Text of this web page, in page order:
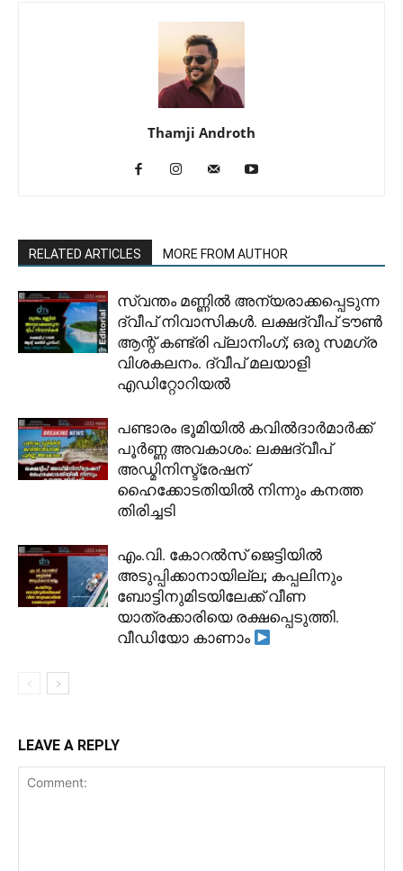
Thamji Androth
RELATED ARTICLES MORE FROM AUTHOR
സ്വന്തം മണ്ണിൽ അന്യരാക്കപ്പെടുന്ന
ദ്വീപ് നിവാസികൾ. ലക്ഷദ്വീപ് ടൗൺ
ആന്റ് കണ്ട്രി പ്ലാനിംഗ്; ഒരു സമഗ്ര
വിശകലനം. ദ്വീപ് മലയാളി
എഡിറ്റോറിയൽ
പണ്ടാരം ഭൂമിയിൽ കവിൽദാർമാർക്ക്
പൂർണ്ണ അവകാശം: ലക്ഷദ്വീപ്
അഡ്മിനിസ്ട്രേഷന്
ഹൈക്കോടതിയിൽ നിന്നും കനത്ത
തിരിച്ചടി
​എം.വി. കോറൽസ് ജെട്ടിയിൽ
അടുപ്പിക്കാനായില്ല; കപ്പലിനും
ബോട്ടിനുമിടയിലേക്ക് വീണ
യാത്രക്കാരിയെ രക്ഷപ്പെടുത്തി.
വീഡിയോ കാണാം
LEAVE A REPLY